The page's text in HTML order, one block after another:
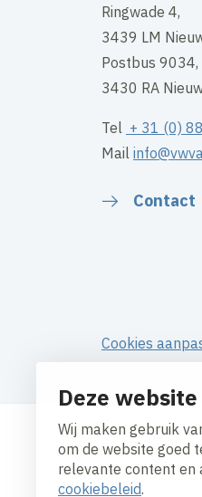
Deze
Wij maken gebruik
om de website goed
relevante content en
cookiebeleid.
Ringwade 4,
3439 LM
Postbus 9034,
3430 RA
Tel + 31 (0)
Mail
Contact
Cookies